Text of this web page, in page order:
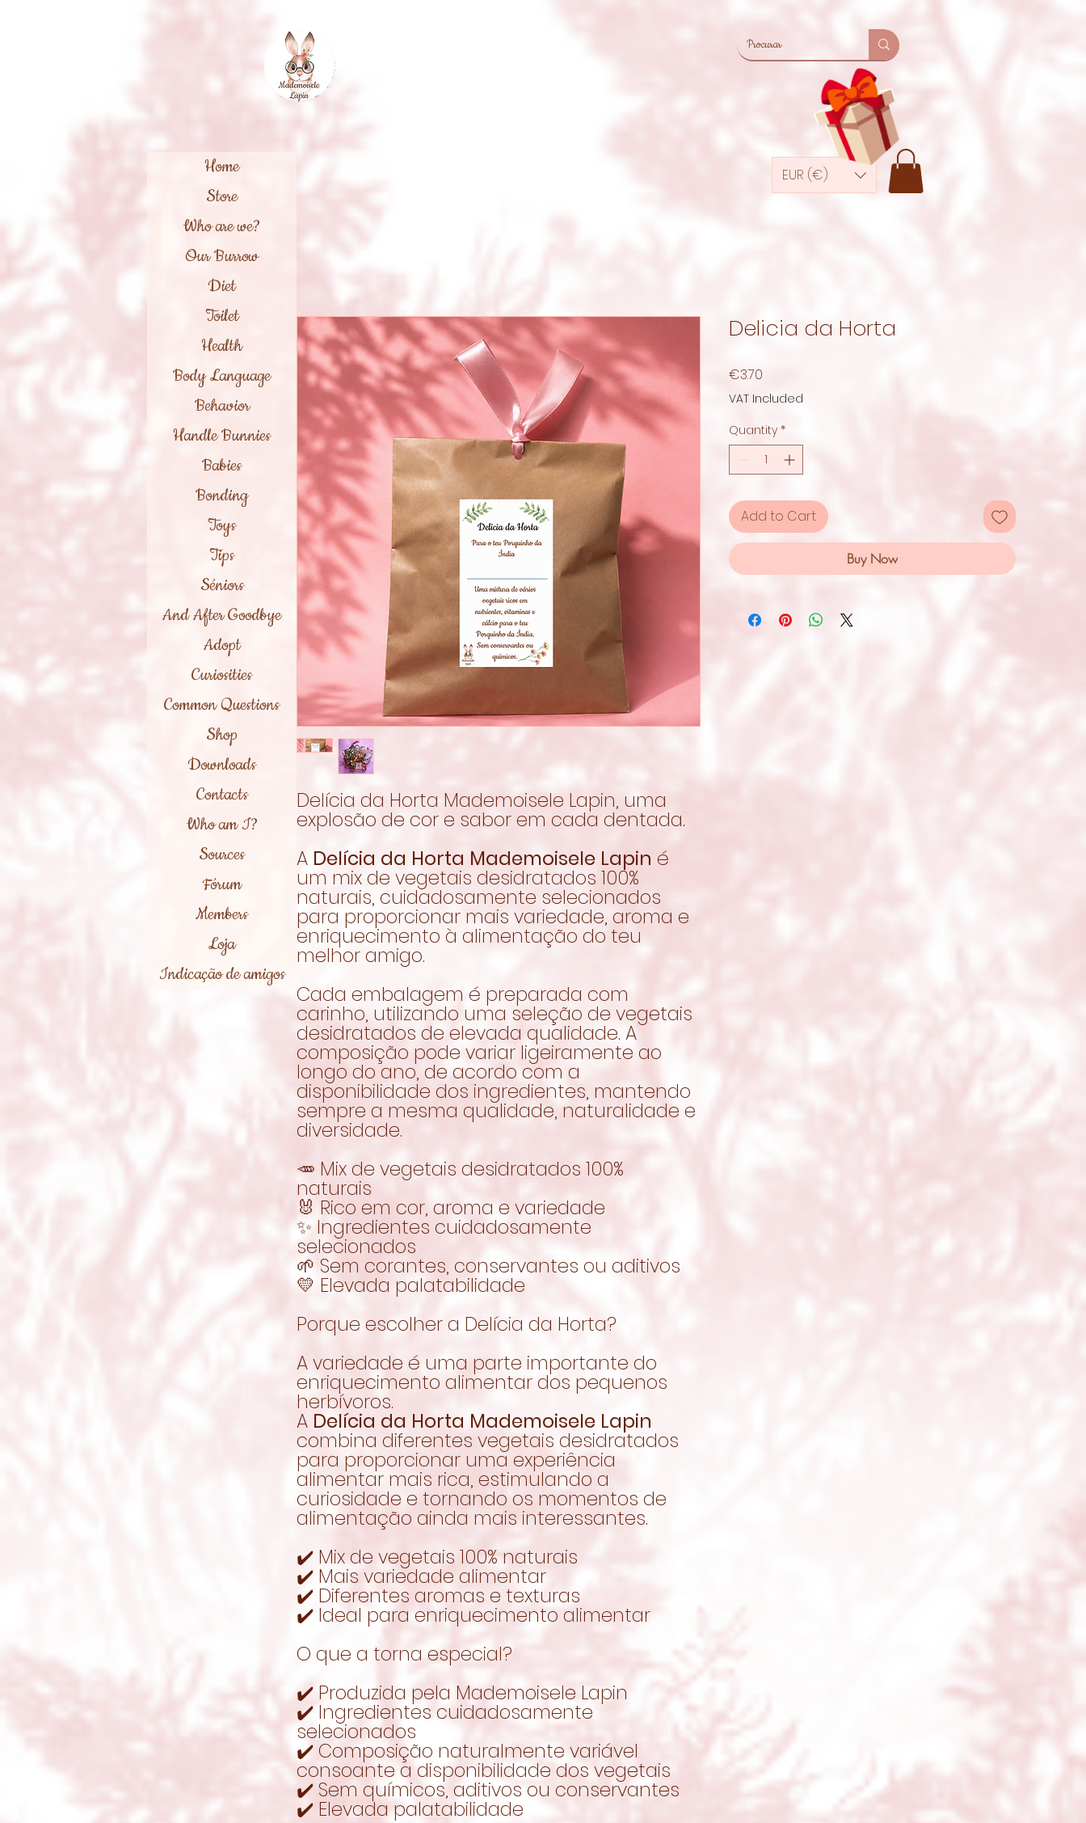
EUR (€)
Delícia da Horta Mademoisele Lapin, uma
explosão de cor e sabor em cada dentada.
A Delícia da Horta Mademoisele Lapin é
um mix de vegetais desidratados 100%
naturais, cuidadosamente selecionados
para proporcionar mais variedade, aroma e
enriquecimento à alimentação do teu
melhor amigo.
Cada embalagem é preparada com
carinho, utilizando uma seleção de vegetais
desidratados de elevada qualidade. A
composição pode variar ligeiramente ao
longo do ano, de acordo com a
disponibilidade dos ingredientes, mantendo
sempre a mesma qualidade, naturalidade e
diversidade.
🥕 Mix de vegetais desidratados 100%
naturais
🐰 Rico em cor, aroma e variedade
✨ Ingredientes cuidadosamente
selecionados
🌱 Sem corantes, conservantes ou aditivos
💛 Elevada palatabilidade
Porque escolher a Delícia da Horta?
A variedade é uma parte importante do
enriquecimento alimentar dos pequenos
herbívoros.
A Delícia da Horta Mademoisele Lapin
combina diferentes vegetais desidratados
para proporcionar uma experiência
alimentar mais rica, estimulando a
curiosidade e tornando os momentos de
alimentação ainda mais interessantes.
✔️ Mix de vegetais 100% naturais
✔️ Mais variedade alimentar
✔️ Diferentes aromas e texturas
✔️ Ideal para enriquecimento alimentar
O que a torna especial?
✔️ Produzida pela Mademoisele Lapin
✔️ Ingredientes cuidadosamente
selecionados
✔️ Composição naturalmente variável
consoante a disponibilidade dos vegetais
✔️ Sem químicos, aditivos ou conservantes
✔️ Elevada palatabilidade
Delicia da Horta
€3.70
VAT Included
Quantity *
Add to Cart
Buy Now
Home
Store
Who are we?
Our Burrow
Diet
Toilet
Health
Body Language
Behavior
Handle Bunnies
Babies
Bonding
Toys
Tips
Séniors
And After Goodbye
Adopt
Curiosities
Common Questions
Shop
Downloads
Contacts
Who am I?
Sources
Fórum
Members
Loja
Indicação de amigos